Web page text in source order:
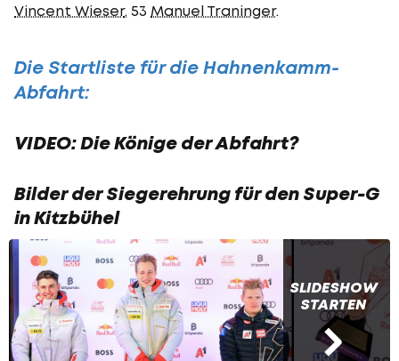
Vincent Wieser, 53 Manuel Traninger.
Die Startliste für die Hahnenkamm-
Abfahrt:
VIDEO: Die Könige der Abfahrt?
Bilder der Siegerehrung für den Super-G
in Kitzbühel
SLIDESHOW
STARTEN